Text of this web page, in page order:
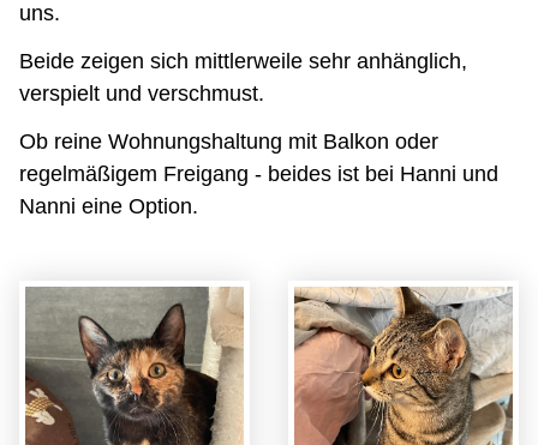
uns.
Beide zeigen sich mittlerweile sehr anhänglich,
verspielt und verschmust.
Ob reine Wohnungshaltung mit Balkon oder
regelmäßigem Freigang - beides ist bei Hanni und
Nanni eine Option.